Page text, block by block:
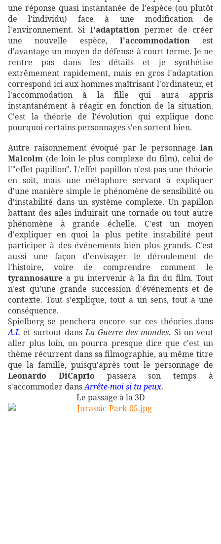
une réponse quasi instantanée de l'espèce (ou plutôt
de l'individu) face à une modification de
l'environnement. Si l'adaptationpermet de créer
une nouvelle espèce, l'accommodationest
d'avantage un moyen de défense à court terme. Je ne
rentre pas dans les détails et je synthétise
extrêmement rapidement, mais en gros l'adaptation
correspond ici aux hommes maîtrisant l'ordinateur, et
l'accommodation à la fille qui aura appris
instantanément à réagir en fonction de la situation.
C'est la théorie de l'évolution qui explique donc
pourquoi certains personnages s'en sortent bien.
Autre raisonnement évoqué par le personnage Ian
Malcolm (de loin le plus complexe du film), celui de
l'"effet papillon". L'effet papillon n'est pas une théorie
en soit, mais une métaphore servant à expliquer
d'une manière simple le phénomène de sensibilité ou
d'instabilité dans un système complexe. Un papillon
battant des ailes induirait une tornade ou tout autre
phénomène à grande échelle. C'est un moyen
d'expliquer en quoi la plus petite instabilité peut
participer à des événements bien plus grands. C'est
aussi une façon d'envisager le déroulement de
l'histoire, voire de comprendre comment le
tyrannosaure a pu intervenir à la fin du film. Tout
n'est qu'une grande succession d'événements et de
contexte. Tout s'explique, tout a un sens, tout a une
conséquence.
Spielberg se penchera encore sur ces théories dans
A.I. et surtout dansLa Guerre des mondes. Si on veut
aller plus loin, on pourra presque dire que c'est un
thème récurrent dans sa filmographie, au même titre
que la famille, puisqu'après tout le personnage de
Leonardo DiCaprio passera son temps à
s'accommoder dansArrête-moi si tu peux.
Le passage à la 3D